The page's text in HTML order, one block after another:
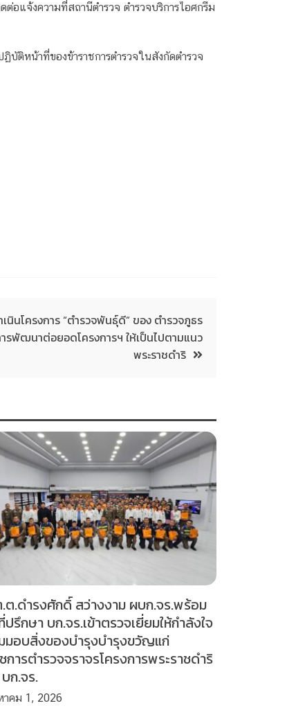
อแจ้งความที่สถานีตำรวจ ตำรวจบริการไอศกรีม
ติหน้าที่ของข้าราชการตำรวจในสังกัดตำรวจ
นโครงการ “ตำรวจพันธุ์ดี” ของ ตำรวจภูธร
รพัฒนาต่อยอดโครงการฯ ให้เป็นไปตามแนว
พระราชดำริ
.ดำรงศักดิ์ สว่างงาม ผบก.จร.พร้อม
รึกษา บก.จร.เข้าตรวจเยี่ยมให้กำลังใจ
อบสิ่งของบำรุงบำรุงขวัญแก่
การตำรวจจราจรโครงการพระราชดำริ
ก.จร.
าคม 1, 2026